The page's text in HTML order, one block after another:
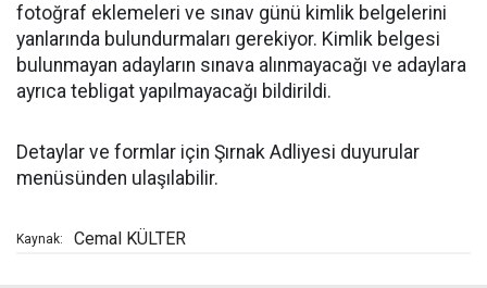
fotoğraf eklemeleri ve sınav günü kimlik belgelerini
yanlarında bulundurmaları gerekiyor. Kimlik belgesi
bulunmayan adayların sınava alınmayacağı ve adaylara
ayrıca tebligat yapılmayacağı bildirildi.
Detaylar ve formlar için Şırnak Adliyesi duyurular
menüsünden ulaşılabilir.
Kaynak: Cemal KÜLTER